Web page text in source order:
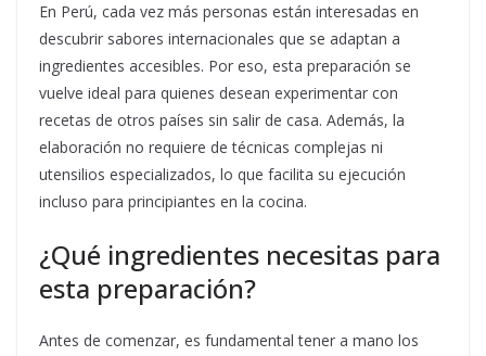
En Perú, cada vez más personas están interesadas en
descubrir sabores internacionales que se adaptan a
ingredientes accesibles. Por eso, esta preparación se
vuelve ideal para quienes desean experimentar con
recetas de otros países sin salir de casa. Además, la
elaboración no requiere de técnicas complejas ni
utensilios especializados, lo que facilita su ejecución
incluso para principiantes en la cocina.
¿Qué ingredientes necesitas para
esta preparación?
Antes de comenzar, es fundamental tener a mano los